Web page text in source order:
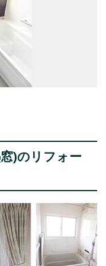
)のリフォー